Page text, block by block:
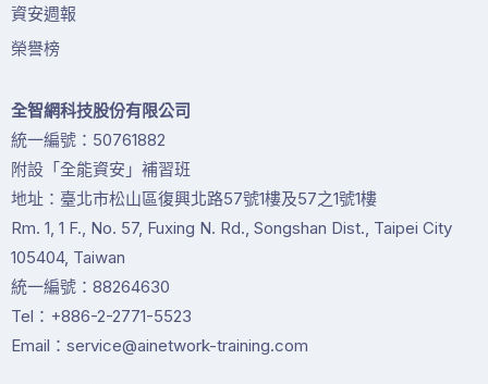
資安週報
榮譽榜
全智網科技股份有限公司
統一編號：50761882
附設「全能資安」補習班
地址：臺北市松山區復興北路57號1樓及57之1號1樓
Rm. 1, 1 F., No. 57, Fuxing N. Rd., Songshan Dist., Taipei City
105404, Taiwan
統一編號：88264630
Tel：+886-2-2771-5523
Email：service@ainetwork-training.com